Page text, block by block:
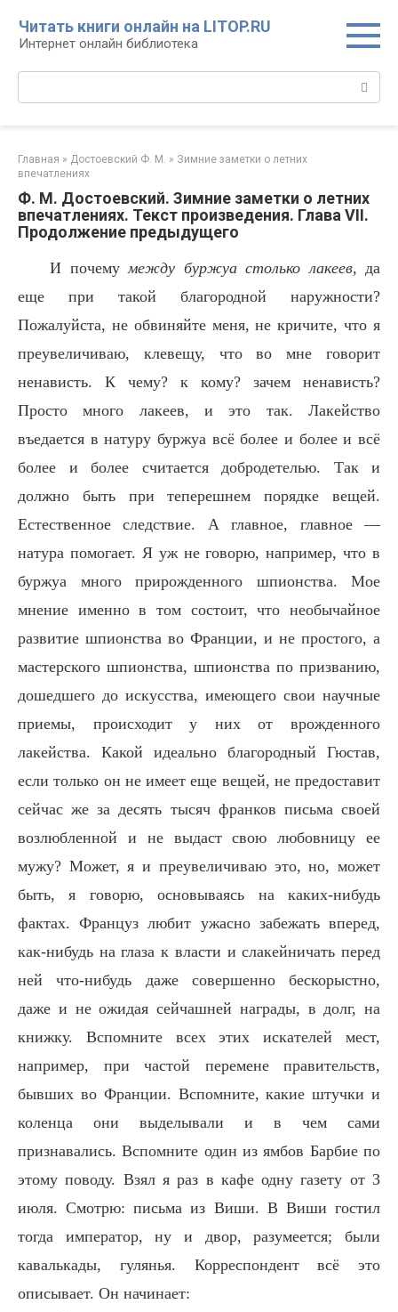
контенту
Читать книги онлайн на LITOP.RU
Интернет онлайн библиотека
Главная » Достоевский Ф. М. » Зимние заметки о летних
впечатлениях
Ф. М. Достоевский. Зимние заметки о летних
впечатлениях. Текст произведения. Глава VII.
Продолжение предыдущего
И почемумежду буржуа столько лакеев, да
еще при такой благородной наружности?
Пожалуйста, не обвиняйте меня, не кричите, что я
преувеличиваю, клевещу, что во мне говорит
ненависть. К чему? к кому? зачем ненависть?
Просто много лакеев, и это так. Лакейство
въедается в натуру буржуа всё более и более и всё
более и более считается добродетелью. Так и
должно быть при теперешнем порядке вещей.
Естественное следствие. А главное, главное —
натура помогает. Я уж не говорю, например, что в
буржуа много прирожденного шпионства. Мое
мнение именно в том состоит, что необычайное
развитие шпионства во Франции, и не простого, а
мастерского шпионства, шпионства по призванию,
дошедшего до искусства, имеющего свои научные
приемы, происходит у них от врожденного
лакейства. Какой идеально благородный Гюстав,
если только он не имеет еще вещей, не предоставит
сейчас же за десять тысяч франков письма своей
возлюбленной и не выдаст свою любовницу ее
мужу? Может, я и преувеличиваю это, но, может
быть, я говорю, основываясь на каких-нибудь
фактах. Француз любит ужасно забежать вперед,
как-нибудь на глаза к власти и слакейничать перед
ней что-нибудь даже совершенно бескорыстно,
даже и не ожидая сейчашней награды, в долг, на
книжку. Вспомните всех этих искателей мест,
например, при частой перемене правительств,
бывших во Франции. Вспомните, какие штучки и
коленца они выделывали и в чем сами
признавались. Вспомните один из ямбов Барбие по
этому поводу. Взял я раз в кафе одну газету от 3
июля. Смотрю: письма из Виши. В Виши гостил
тогда император, ну и двор, разумеется; были
кавалькады, гулянья. Корреспондент всё это
описывает. Он начинает: